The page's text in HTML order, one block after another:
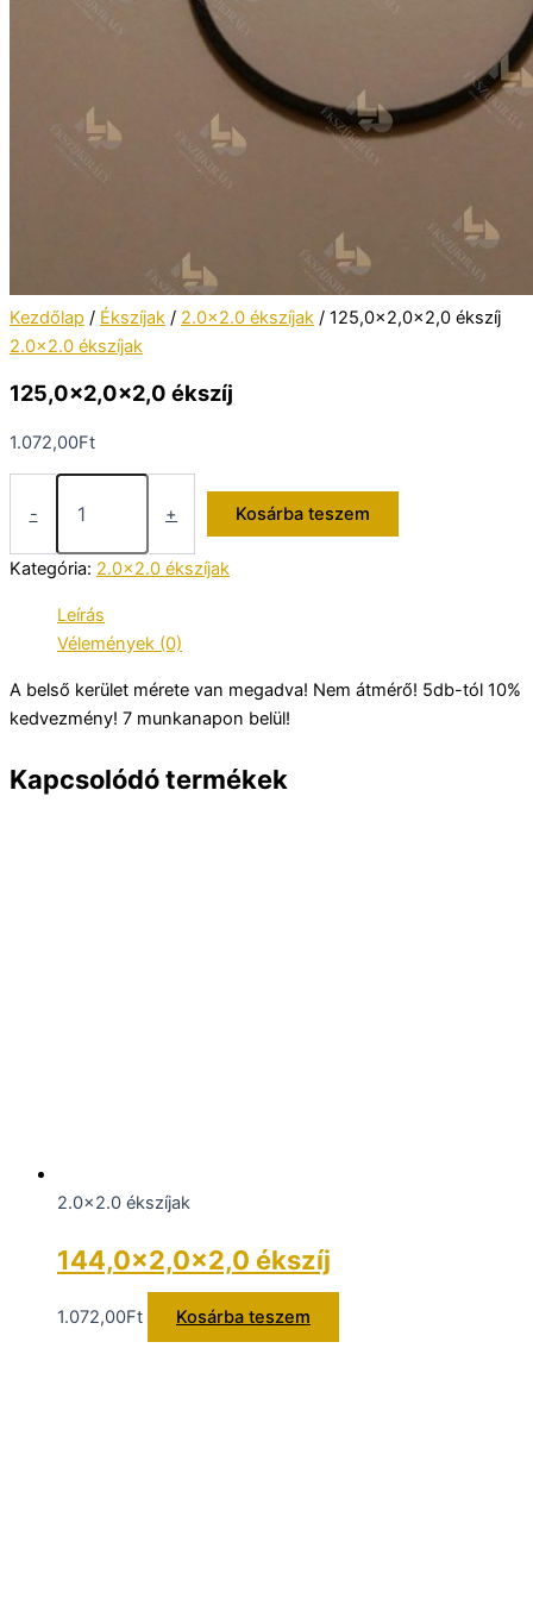
Kezdőlap / Ékszíjak / 2.0x2.0 ékszíjak / 125,0×2,0×2,0 ékszíj
2.0x2.0 ékszíjak
125,0×2,0×2,0 ékszíj
1.072,00Ft
-
125,0×2,0×2,0
+ Kosárba teszem
Kategória: 2.0x2.0 ékszíjak
Leírás
Vélemények (0)
A belső kerület mérete van megadva! Nem átmérő! 5db-tól 10%
kedvezmény! 7 munkanapon belül!
Kapcsolódó termékek
2.0x2.0 ékszíjak
144,0×2,0×2,0 ékszíj
1.072,00Ft Kosárba teszem